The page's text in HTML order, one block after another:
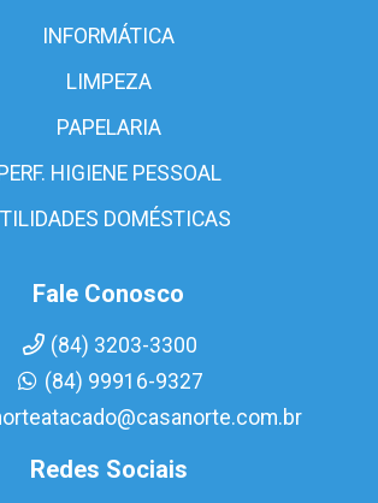
INFORMÁTICA
LIMPEZA
PAPELARIA
HIGIENE PESSOAL
DOMÉSTICAS
Fale Conosco
(84) 3203-3300
(84) 99916-9327
Redes Sociais